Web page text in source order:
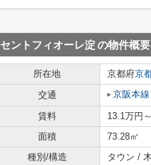
セントフィオーレ淀の物件概要
所在地 京都府京
交通
京阪本線
賃料 13.1万円
面積
73.28㎡
種別/構造
タウン /